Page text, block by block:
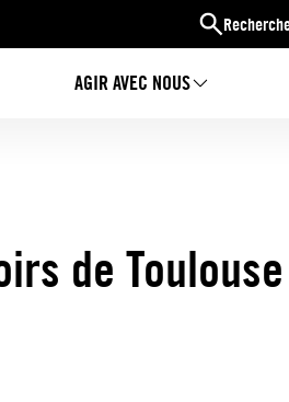
AGIR AVEC NOUS
de Toulouse